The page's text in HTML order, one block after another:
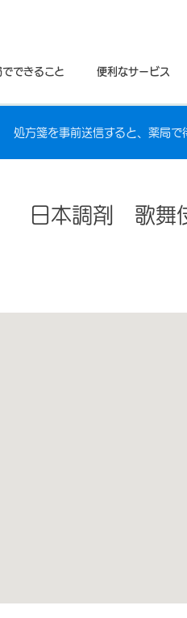
でできること 便利なサービス
処方箋を事前送信すると、薬局で
日本調剤 歌舞